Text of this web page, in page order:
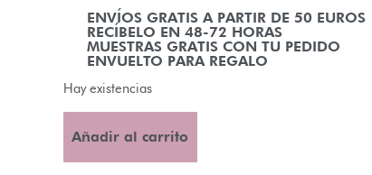
ENVÍOS GRATIS A PARTIR DE 50 EUROS
RECÍBELO EN 48-72 HORAS
MUESTRAS GRATIS CON TU PEDIDO
ENVUELTO PARA REGALO
Hay existencias
Añadir al carrito